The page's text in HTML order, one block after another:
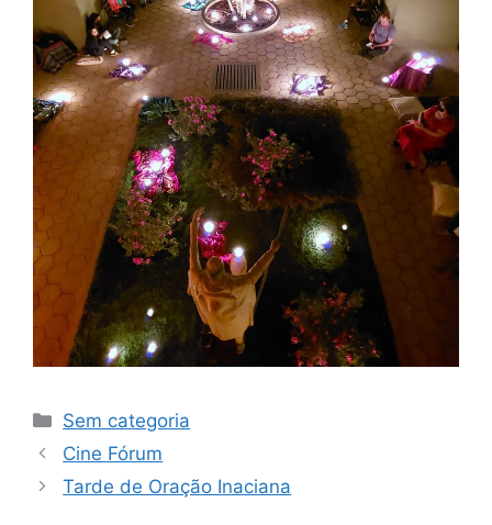
Categorias
Sem categoria
Navegação
de
Cine Fórum
Tarde de Oração Inaciana